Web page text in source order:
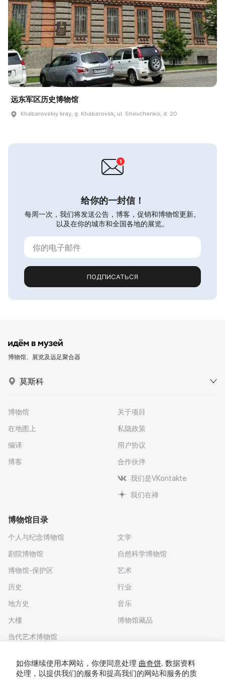
远东军区历史博物馆
Khabarovskiy kray, g. Khabarovsk, ul. Shevchenko, d. 20
给你的一封信！
每周一次，我们将发送公告，博客，促销和博物馆更新。
以及在你的城市和全国各地的展览。
ПОДПИСАТЬСЯ
博物馆、展览及远足聚合器
莫斯科
博物馆
在地图上
编译
博客
关于项目
私隐政策
用户协议
合作伙伴
我们是VKontakte
我们在禅
博物馆目录
个人与纪念博物馆
剧院博物馆
博物馆-保护区
历史
地方史
大樓
当代艺术博物馆
文学
自然科学博物馆
艺术
行业
音乐
博物馆藏品
如你继续使用本网站，你便同意处理 曲奇饼. 数据资料
处理，以提供我们的服务和提高我们的网站和服务的质